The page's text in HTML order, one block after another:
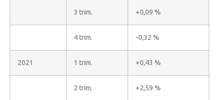
3 trim. +0,09 %
4 trim. -0,32 %
2021 1 trim. +0,43 %
2 trim. +2,59 %